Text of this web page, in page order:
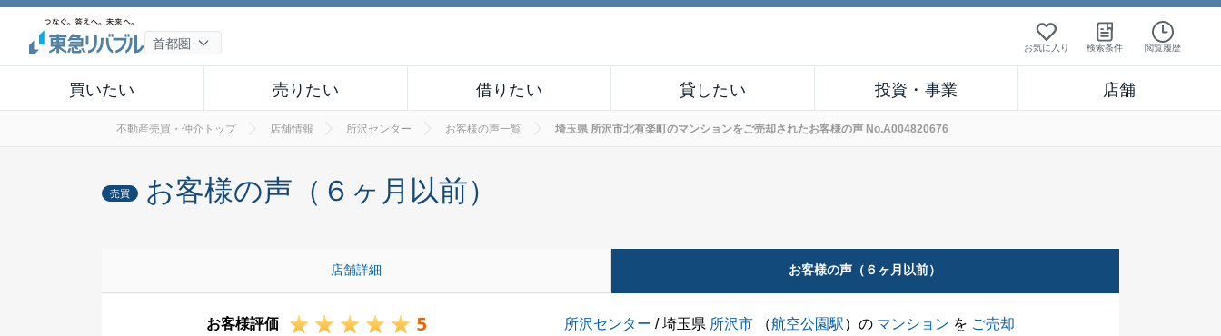
お気に入り 検索条件 閲覧履歴
買いたい 売りたい 借りたい 貸したい 投資・事業 店舗
不動産売買・仲介トップ 店舗情報 所沢センター お客様の声一覧 埼玉県 所沢市北有楽町のマンションをご売却されたお客様の声 No.A004820676
売買 お客様の声（６ヶ月以前）
店舗詳細 お客様の声（６ヶ月以前）
お客様評価 5 所沢センター / 埼玉県 所沢市 （航空公園駅）の マンション を ご売却